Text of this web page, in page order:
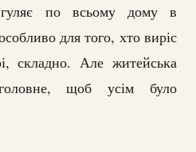
по всьому дому в
для того, хто виріс
складно. Але житейська
головне, щоб усім було